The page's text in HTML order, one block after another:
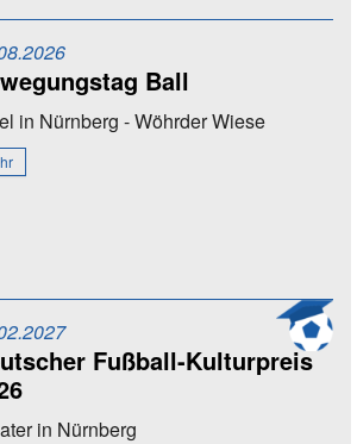
Ball
in Nürnberg - Wöhrder Wiese
Fußball-Kulturpreis
in Nürnberg